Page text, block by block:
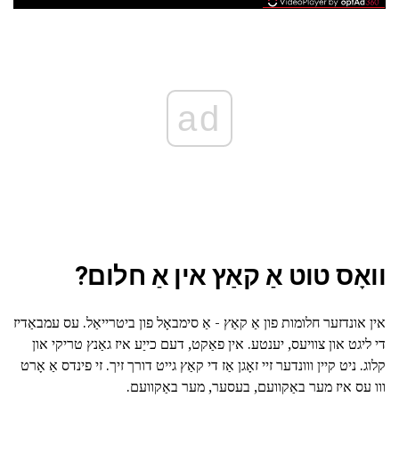
ad
וואָס טוט אַ קאַץ אין אַ חלום?
אין אונדזער חלומות פון אַ קאַץ - אַ סימבאָל פון ביטרייאַל. עס עמבאַדיז
די ליגט און צוויעס, יענטע. אין פאַקט, דעם כייַע איז גאַנץ טריקי און
קלוג. ניט קיין ווונדער זיי זאָגן אַז די קאַץ גייט דורך זיך. זי פינדס אַ אָרט
ווו עס איז מער באַקוועם, בעסער, מער באַקוועם.